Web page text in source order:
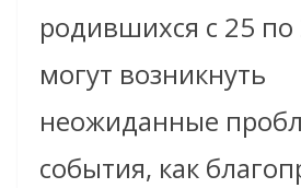
родившихся с 25 по
могут возникнуть
неожиданные
события, как